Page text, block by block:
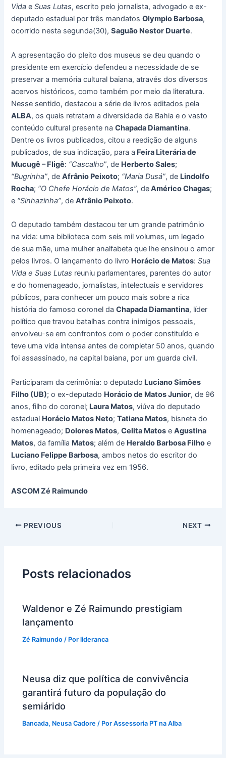
Vida eSuas Lutas, escrito pelo jornalista, advogado e ex-
deputado estadual por três mandatosOlympio Barbosa,
ocorrido nesta segunda(30),Saguão Nestor Duarte.
A apresentação do pleito dos museus se deu quando o
presidente em exercício defendeu a necessidade de se
preservar a memória cultural baiana, através dos diversos
acervos históricos, como também por meio da literatura.
Nesse sentido, destacou a série de livros editados pela
ALBA, os quais retratam a diversidade da Bahia e o vasto
conteúdo cultural presente naChapada Diamantina.
Dentre os livros publicados, citou a reedição de alguns
publicados, de sua indicação, para a Feira Literária de
Mucugê – Fligê: “Cascalho”, de Herberto Sales;
“Bugrinha”, deAfrânio Peixoto; “Maria Dusá”, de Lindolfo
Rocha; “O Chefe Horácio de Matos”, deAmérico Chagas;
e “Sinhazinha”, deAfrânio Peixoto.
O deputado também destacou ter um grande patrimônio
na vida: uma biblioteca com seis mil volumes, um legado
de sua mãe, uma mulher analfabeta que lhe ensinou o amor
pelos livros. O lançamento do livro Horácio de Matos: Sua
Vida e Suas Lutas reuniu parlamentares, parentes do autor
e do homenageado, jornalistas, intelectuais e servidores
públicos, para conhecer um pouco mais sobre a rica
história do famoso coronel daChapada Diamantina, líder
político que travou batalhas contra inimigos pessoais,
envolveu-se em confrontos com o poder constituído e
teve uma vida intensa antes de completar 50 anos, quando
foi assassinado, na capital baiana, por um guarda civil.
Participaram da cerimônia: o deputado Luciano Simões
Filho (UB); o ex-deputado Horácio de Matos Junior, de 96
anos, filho do coronel; Laura Matos, viúva do deputado
estadual Horácio Matos Neto;Tatiana Matos, bisneta do
homenageado; Dolores Matos,Celita Matos eAgustina
Matos, da família Matos; além de Heraldo Barbosa Filho e
Luciano Felippe Barbosa, ambos netos do escritor do
livro, editado pela primeira vez em 1956.
ASCOM Zé Raimundo
PREVIOUS NEXT
Posts relacionados
Waldenor e Zé Raimundo prestigiam
lançamento
Zé Raimundo / Porlideranca
Neusa diz que política de convivência
garantirá futuro da população do
semiárido
Bancada, Neusa Cadore / PorAssessoria PT na Alba